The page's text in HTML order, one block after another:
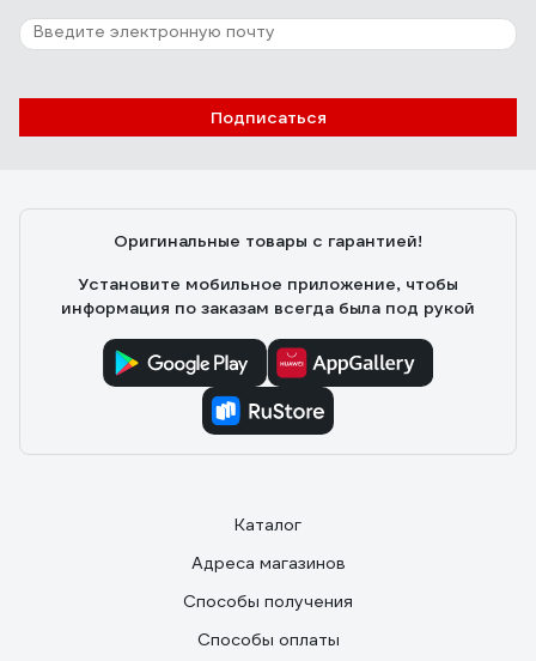
Подписаться
Оригинальные товары с гарантией!
Установите мобильное приложение, чтобы
информация по заказам всегда была под рукой
Каталог
Адреса магазинов
Способы получения
Способы оплаты